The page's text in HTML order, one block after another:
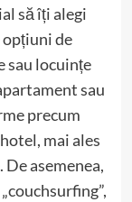
să îți alegi
de
sau locuințe
sau
precum
mai ales
asemenea,